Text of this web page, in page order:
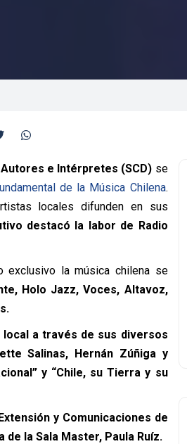
e Intérpretes (SCD) se
de la Música Chilena.
locales difunden en sus
destacó la labor de Radio
exclusivo la música chilena se
Holo Jazz, Voces, Altavoz,
local a través de sus diversos
Salinas, Hernán Zúñiga y
y “Chile, su Tierra y su
y Comunicaciones de
la Sala Master, Paula Ruíz.